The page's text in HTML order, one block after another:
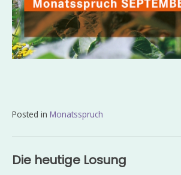
Posted in Monatsspruch
Die heutige Losung